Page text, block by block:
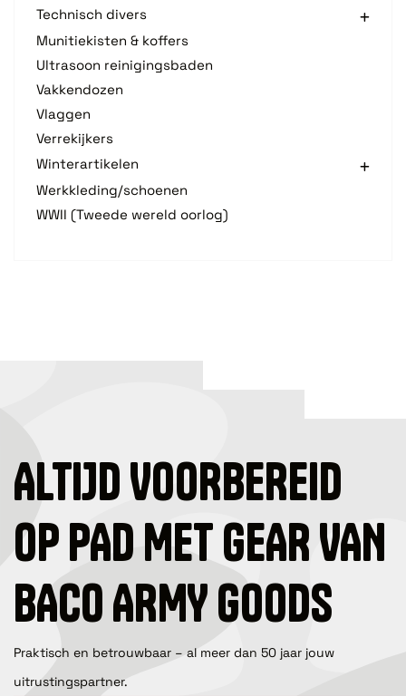
Technisch divers
Munitiekisten & koffers
Ultrasoon reinigingsbaden
Vakkendozen
Vlaggen
Verrekijkers
Winterartikelen
Werkkleding/schoenen
WWII (Tweede wereld oorlog)
ALTIJD VOORBEREID
OP PAD MET GEAR VAN
BACO ARMY GOODS
Praktisch en betrouwbaar – al meer dan 50 jaar jouw
uitrustingspartner.